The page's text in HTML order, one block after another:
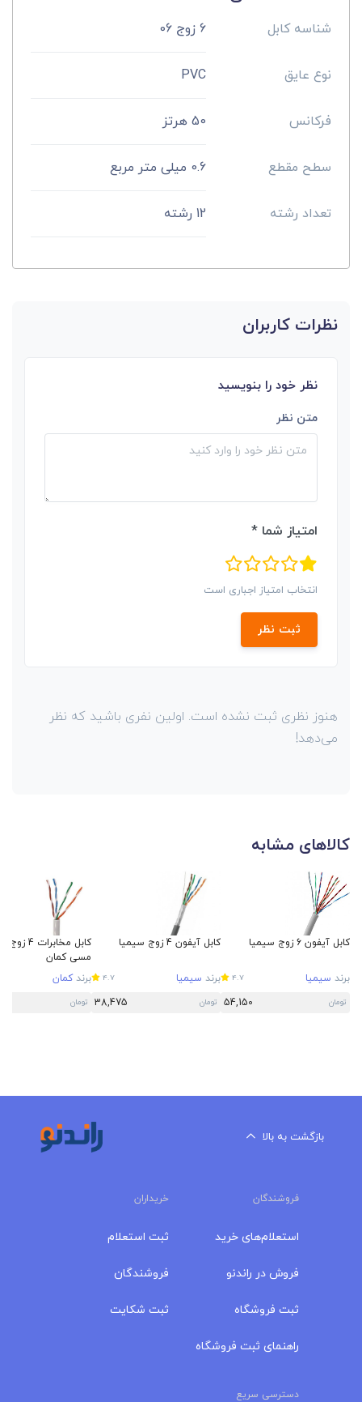
شناسه کابل 6 زوج 06
نوع عایق PVC
فرکانس 50 هرتز
سطح مقطع 0.6 میلی متر مربع
تعداد رشته 12 رشته
نظرات کاربران
نظر خود را بنویسید
متن نظر
امتیاز شما *
انتخاب امتیاز اجباری است
ثبت نظر
هنوز نظری ثبت نشده است. اولین نفری باشید که نظر
می‌دهد!
کالاهای مشابه
کابل آیفون 6 زوج سیمیا
برند سیمیا 4.7
تومان 54,150
کابل آیفون 4 زوج سیمیا
برند سیمیا 4.7
تومان 38,475
مسی کمان
برندکمان
تومان
بازگشت به بالا
فروشندگان خریداران
استعلام‌های خرید
فروش در راندنو
ثبت فروشگاه
راهنمای ثبت فروشگاه
ثبت استعلام
فروشندگان
ثبت شکایت
دسترسی سریع